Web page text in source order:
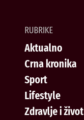
RUBRIKE
Aktualno
Crna kronika
Sport
Lifestyle
Zdravlje i život